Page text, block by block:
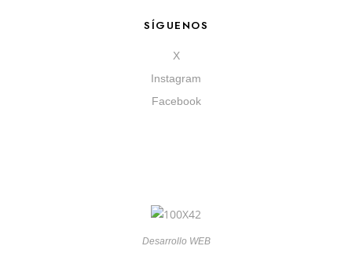
SÍGUENOS
X
Instagram
Facebook
Desarrollo WEB